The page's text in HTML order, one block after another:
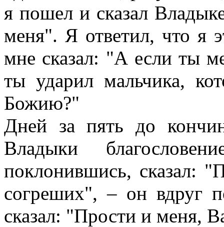
я пошел и сказал
меня". Я ответил, что я
мне сказал: "А если ты
ты ударил мальчика,
Божию?"
Дней за пять до
Владыки
поклонившись, сказал:
согреших", – он вдруг
сказал: "Прости и меня,